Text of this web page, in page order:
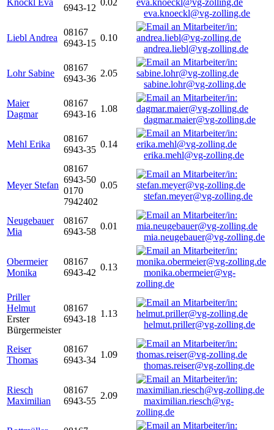
Knöckl Eva
6943-12
0.02
eva.knoeckl@vg-zolling.de
Liebl Andrea
08167
6943-15
0.10
andrea.liebl@vg-zolling.de
Lohr Sabine
08167
6943-36
2.05
sabine.lohr@vg-zolling.de
Maier
Dagmar
08167
6943-16
1.08
dagmar.maier@vg-zolling.de
Mehl Erika
08167
6943-35
0.14
erika.mehl@vg-zolling.de
Meyer Stefan
08167
6943-50
0170
7942402
0.05
stefan.meyer@vg-zolling.de
Neugebauer
Mia
08167
6943-58
0.01
mia.neugebauer@vg-zolling.de
Obermeier
Monika
08167
6943-42
0.13
monika.obermeier@vg-
zolling.de
Priller
Helmut
Erster
Bürgermeister
08167
6943-18
1.13
helmut.priller@vg-zolling.de
Reiser
Thomas
08167
6943-34
1.09
thomas.reiser@vg-zolling.de
Riesch
Maximilian
08167
6943-55
2.09
maximilian.riesch@vg-
zolling.de